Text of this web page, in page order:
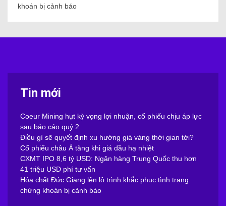
khoán bị cảnh báo
Tin mới
Coeur Mining hụt kỳ vọng lợi nhuận, cổ phiếu chịu áp lực
sau báo cáo quý 2
Điều gì sẽ quyết định xu hướng giá vàng thời gian tới?
Cổ phiếu châu Á tăng khi giá dầu hạ nhiệt
CXMT IPO 8,6 tỷ USD: Ngân hàng Trung Quốc thu hơn
41 triệu USD phí tư vấn
Hóa chất Đức Giang lên lộ trình khắc phục tình trạng
chứng khoán bị cảnh báo